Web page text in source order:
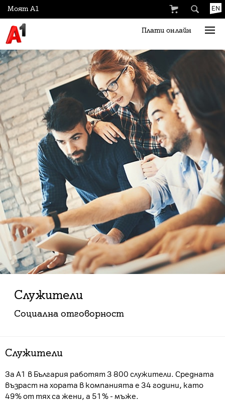
EN
Плати онлайн
Моят А1
Служители
Социална отговорност
Служители
За А1 в България работят 3 800 служители. Средната
възраст на хората в компанията е 34 години, като
49% от тях са жени, а 51% - мъже.